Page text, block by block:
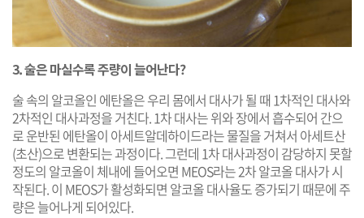
3. 술은 마실수록 주량이 늘어난다?
술 속의 알코올인 에탄올은 우리 몸에서 대사가 될 때 1차적인 대사와
2차적인 대사과정을 거친다. 1차 대사는 위와 장에서 흡수되어 간으
로 운반된 에탄올이 아세트알데하이드라는 물질을 거쳐서 아세트산
(초산)으로 변환되는 과정이다. 그런데 1차 대사과정이 감당하지 못할
정도의 알코올이 체내에 들어오면 MEOS라는 2차 알코올 대사가 시
작된다. 이 MEOS가 활성화되면 알코올 대사율도 증가되기 때문에 주
량은 늘어나게 되어있다.